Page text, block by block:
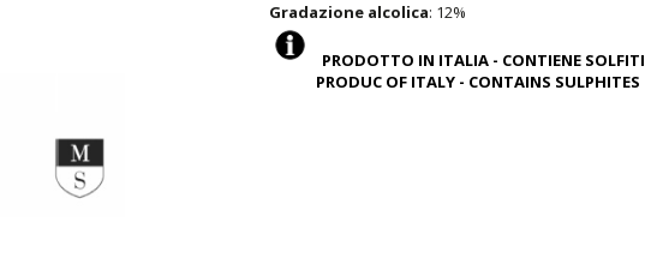
Gradazione alcolica: 12%
PRODOTTO IN ITALIA - CONTIENE SOLFITI
PRODUC OF ITALY - CONTAINS SULPHITES